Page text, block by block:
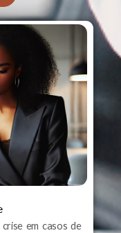
em casos de